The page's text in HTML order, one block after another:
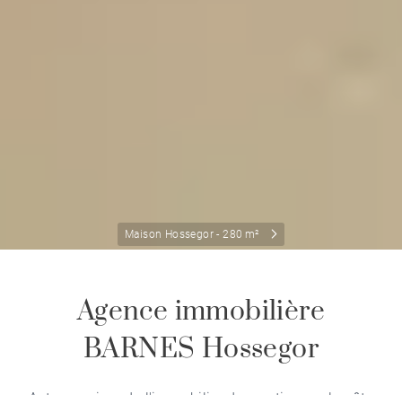
Maison Hossegor - 280 m²
Agence immobilière
BARNES Hossegor